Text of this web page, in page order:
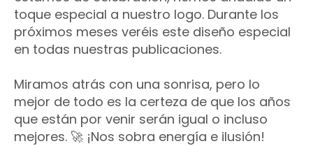
toque especial a nuestro logo. Durante los
próximos meses veréis este diseño especial
en todas nuestras publicaciones.
Miramos atrás con una sonrisa, pero lo
mejor de todo es la certeza de que los años
que están por venir serán igual o incluso
mejores. 🚀 ¡Nos sobra energía e ilusión!